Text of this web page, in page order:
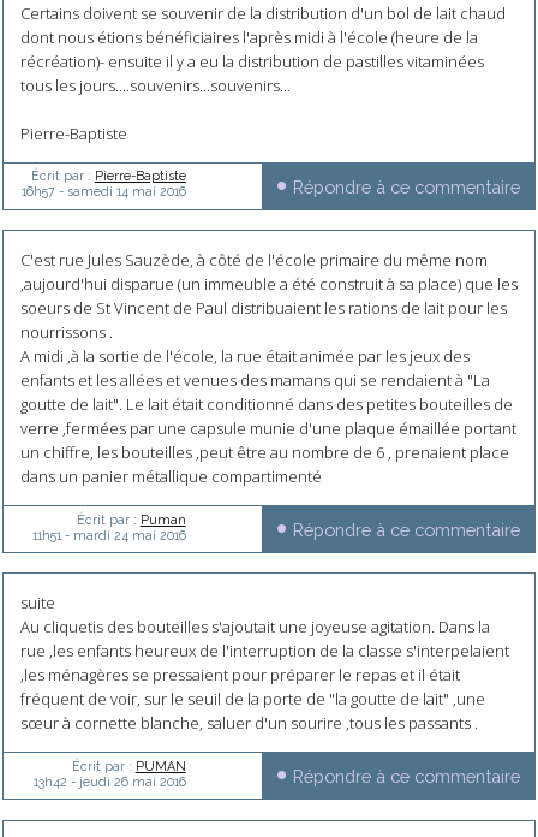
Certains doivent se souvenir de la distribution d'un bol de lait chaud
dont nous étions bénéficiaires l'après midi à l'école (heure de la
récréation)- ensuite il y a eu la distribution de pastilles vitaminées
tous les jours....souvenirs...souvenirs...
Pierre-Baptiste
Écrit par : Pierre-Baptiste
16h57- samedi 14 mai 2016 Répondre à ce commentaire
C'est rue Jules Sauzède, à côté de l'école primaire du même nom
,aujourd'hui disparue (un immeuble a été construit à sa place) que les
soeurs de St Vincent de Paul distribuaient les rations de lait pour les
nourrissons .
A midi ,à la sortie de l'école, la rue était animée par les jeux des
enfants et les allées et venues des mamans qui se rendaient à "La
goutte de lait". Le lait était conditionné dans des petites bouteilles de
verre ,fermées par une capsule munie d'une plaque émaillée portant
un chiffre, les bouteilles ,peut être au nombre de 6 , prenaient place
dans un panier métallique compartimenté
Écrit par : Puman
11h51 - mardi 24 mai 2016 Répondre à ce commentaire
suite
Au cliquetis des bouteilles s'ajoutait une joyeuse agitation. Dans la
rue ,les enfants heureux de l'interruption de la classe s'interpelaient
,les ménagères se pressaient pour préparer le repas et il était
fréquent de voir, sur le seuil de la porte de "la goutte de lait" ,une
sœur à cornette blanche, saluer d'un sourire ,tous les passants .
Écrit par : PUMAN
13h42 - jeudi 26 mai 2016 Répondre à ce commentaire